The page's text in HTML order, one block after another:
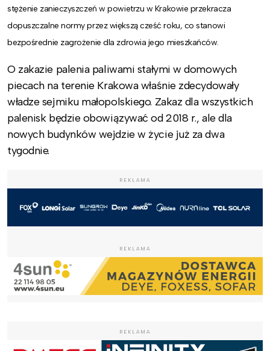
stężenie zanieczyszczeń w powietrzu w Krakowie przekracza
dopuszczalne normy przez większą cześć roku, co stanowi
bezpośrednie zagrożenie dla zdrowia jego mieszkańców.
O zakazie palenia paliwami stałymi w domowych
piecach na terenie Krakowa właśnie zdecydowały
władze sejmiku małopolskiego. Zakaz dla wszystkich
palenisk będzie obowiązywać od 2018 r., ale dla
nowych budynków wejdzie w życie już za dwa
tygodnie.
REKLAMA
REKLAMA
REKLAMA